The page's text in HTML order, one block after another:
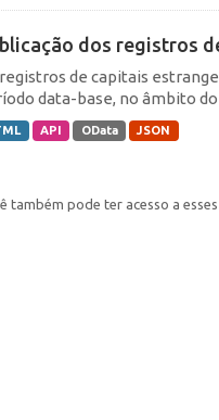
dos registros
de capitais
data-base, no âmbito
API OData JSON
também pode ter acesso a